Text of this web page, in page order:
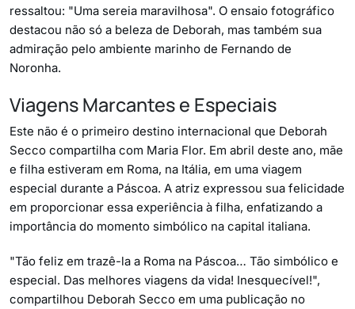
ressaltou: "Uma sereia maravilhosa". O ensaio fotográfico
destacou não só a beleza de Deborah, mas também sua
admiração pelo ambiente marinho de Fernando de
Noronha.
Viagens Marcantes e Especiais
Este não é o primeiro destino internacional que Deborah
Secco compartilha com Maria Flor. Em abril deste ano, mãe
e filha estiveram em Roma, na Itália, em uma viagem
especial durante a Páscoa. A atriz expressou sua felicidade
em proporcionar essa experiência à filha, enfatizando a
importância do momento simbólico na capital italiana.
"Tão feliz em trazê-la a Roma na Páscoa… Tão simbólico e
especial. Das melhores viagens da vida! Inesquecível!",
compartilhou Deborah Secco em uma publicação no